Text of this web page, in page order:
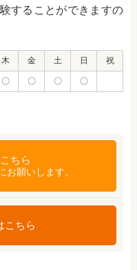
することができますの
木 金 土 日 祝
〇 〇 〇 〇
ちら
願いします。
こちら